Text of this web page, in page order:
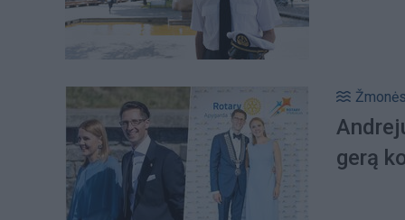
Žmonės
gerą